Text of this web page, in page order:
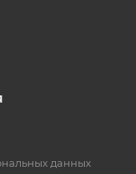
данных